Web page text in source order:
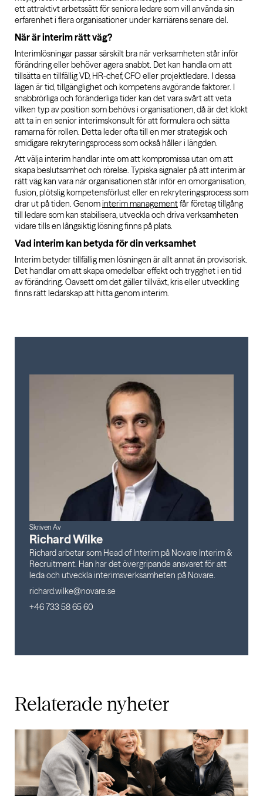
ett attraktivt arbetssätt för seniora ledare som vill använda sin
erfarenhet i flera organisationer under karriärens senare del.
När är interim rätt väg?
Interimlösningar passar särskilt bra när verksamheten står inför
förändring eller behöver agera snabbt. Det kan handla om att
tillsätta en tillfällig VD, HR-chef, CFO eller projektledare. I dessa
lägen är tid, tillgänglighet och kompetens avgörande faktorer. I
snabbrörliga och föränderliga tider kan det vara svårt att veta
vilken typ av position som behövs i organisationen, då är det klokt
att ta in en senior interimskonsult för att formulera och sätta
ramarna för rollen. Detta leder ofta till en mer strategisk och
smidigare rekryteringsprocess som också håller i längden.
Att välja interim handlar inte om att kompromissa utan om att
skapa beslutsamhet och rörelse. Typiska signaler på att interim är
rätt väg kan vara när organisationen står inför en omorganisation,
fusion, plötslig kompetensförlust eller en rekryteringsprocess som
drar ut på tiden. Genominterim managementfår företag tillgång
till ledare som kan stabilisera, utveckla och driva verksamheten
vidare tills en långsiktig lösning finns på plats.
Vad interim kan betyda för din verksamhet
Interim betyder tillfällig men lösningen är allt annat än provisorisk.
Det handlar om att skapa omedelbar effekt och trygghet i en tid
av förändring. Oavsett om det gäller tillväxt, kris eller utveckling
finns rätt ledarskap att hitta genom interim.
Skriven Av
Richard Wilke
Richard arbetar som Head of Interim på Novare Interim &
Recruitment. Han har det övergripande ansvaret för att
leda och utveckla interimsverksamheten på Novare.
richard.wilke@novare.se
+46 733 58 65 60
Relaterade nyheter